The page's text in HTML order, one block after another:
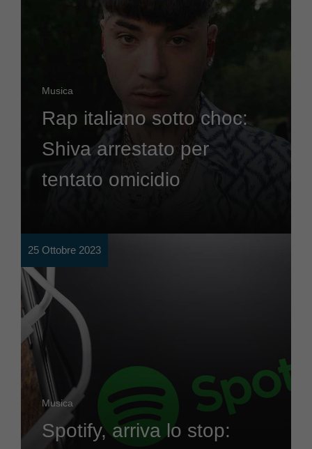
Musica
Rap italiano sotto choc:
Shiva arrestato per
tentato omicidio
25 Ottobre 2023
Musica
Spotify, arriva lo stop: